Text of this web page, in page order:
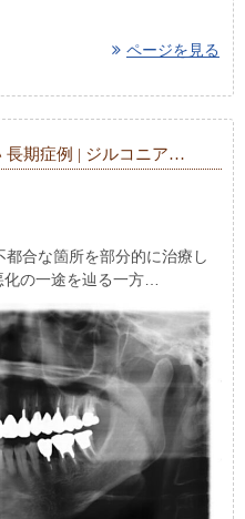
ページを見る
長期症例 | ジルコニア…
合な箇所を部分的に治療し
の一途を辿る一方…